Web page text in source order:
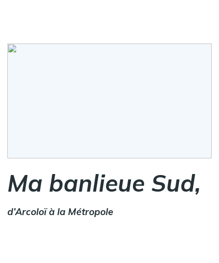
Ma banlieue Sud,
d’Arcoloï à la Métropole